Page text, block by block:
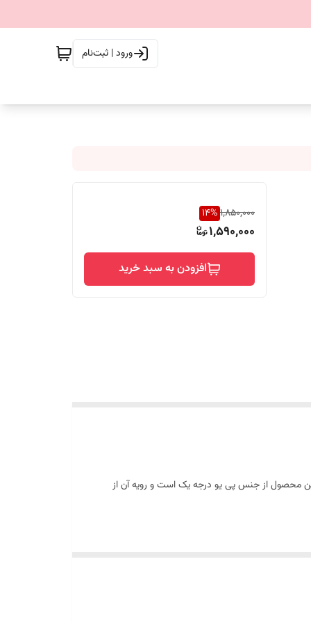
ورود | ثبت‌نام
1,850,000
14%
1,590,000
افزودن به سبد خرید
هستید کتانی نیوبالانس کد010 بهترین گزینه برای شماست. زیره این محصول از جنس پی یو درجه یک است و رویه آن از